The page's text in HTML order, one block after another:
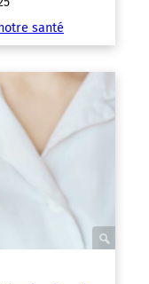
santé